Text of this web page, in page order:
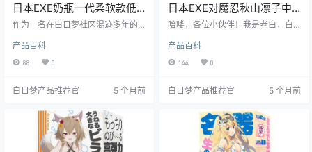
日本EXE奶瓶一代柔软款低
刺激慢玩飞机杯测评报告
作为一名在白日梦社区混迹多年的
款经典飞机杯的测评——日本EXE品
牌的奶瓶一代柔软款。这款飞机杯
和宿舍党来说，简直是福音。接下
机杯的各项特点和使用体验吧。
产品百科
88 0
白日梦产品推荐官 5 个月前
日本EXE对魔忍秋山凛子中
刺激胸型口交飞机杯测评报
哈喽，各位小伙伴！我是老白，白
可是我的拿手好戏。今天，咱们就
来好好唠唠这款日本EXE品牌的对魔
中等刺激度，吸引了众多玩家的目
家详细剖析这款产品，希望能为你
的选择提供有价值的参考。
产品百科
144 0
白日梦产品推荐官 5 个月前